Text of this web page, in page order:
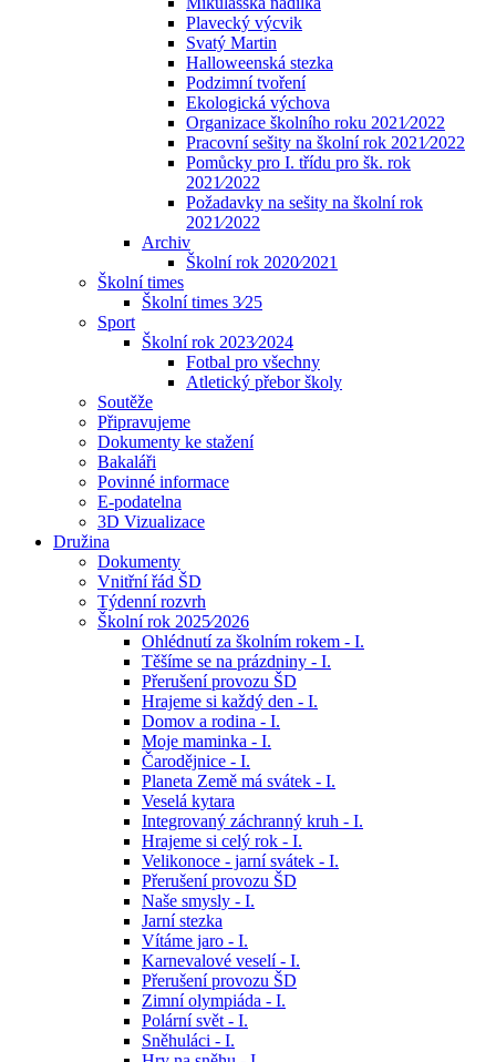
Plavecký výcvik
Svatý Martin
Halloweenská stezka
Podzimní tvoření
Ekologická výchova
Organizace školního roku 2021⁄2022
Pracovní sešity na školní rok 2021⁄2022
Pomůcky pro I. třídu pro šk. rok
2021⁄2022
Požadavky na sešity na školní rok
2021⁄2022
Archiv
Školní rok 2020⁄2021
Školní times
Školní times 3⁄25
Sport
Školní rok 2023⁄2024
Fotbal pro všechny
Atletický přebor školy
Soutěže
Připravujeme
Dokumenty ke stažení
Bakaláři
Povinné informace
E-podatelna
3D Vizualizace
Družina
Dokumenty
Vnitřní řád ŠD
Týdenní rozvrh
Školní rok 2025⁄2026
Ohlédnutí za školním rokem - I.
Těšíme se na prázdniny - I.
Přerušení provozu ŠD
Hrajeme si každý den - I.
Domov a rodina - I.
Moje maminka - I.
Čarodějnice - I.
Planeta Země má svátek - I.
Veselá kytara
Integrovaný záchranný kruh - I.
Hrajeme si celý rok - I.
Velikonoce - jarní svátek - I.
Přerušení provozu ŠD
Naše smysly - I.
Jarní stezka
Vítáme jaro - I.
Karnevalové veselí - I.
Přerušení provozu ŠD
Zimní olympiáda - I.
Polární svět - I.
Sněhuláci - I.